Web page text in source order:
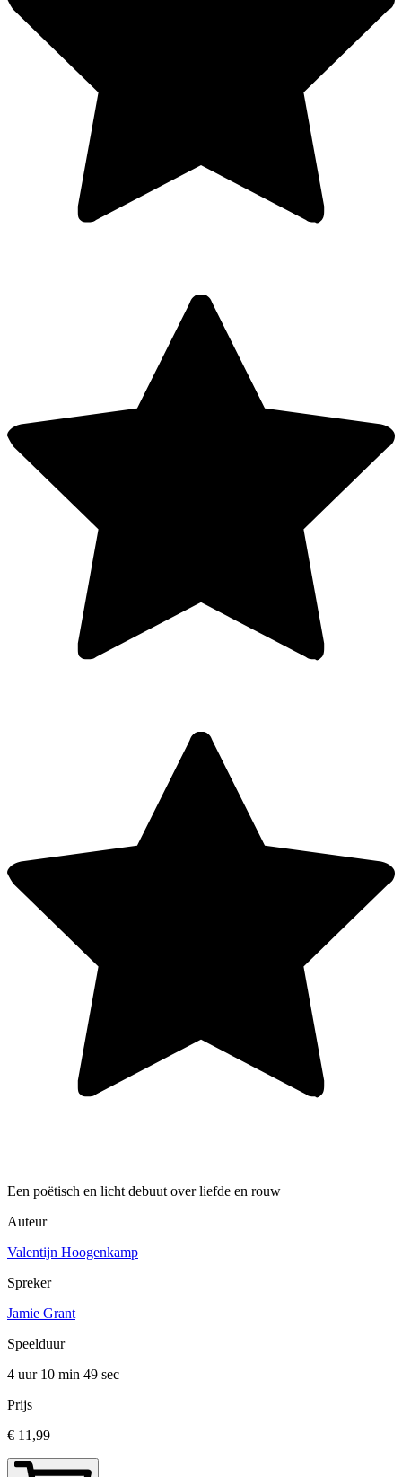
Een poëtisch en licht debuut over liefde en rouw
Auteur
Valentijn Hoogenkamp
Spreker
Jamie Grant
Speelduur
4 uur 10 min 49 sec
Prijs
€ 11,99